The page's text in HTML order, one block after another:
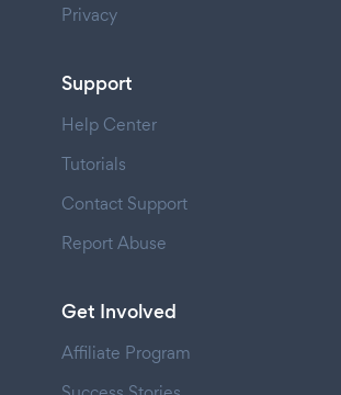
Privacy
Support
Help Center
Tutorials
Contact Support
Report Abuse
Get Involved
Affiliate Program